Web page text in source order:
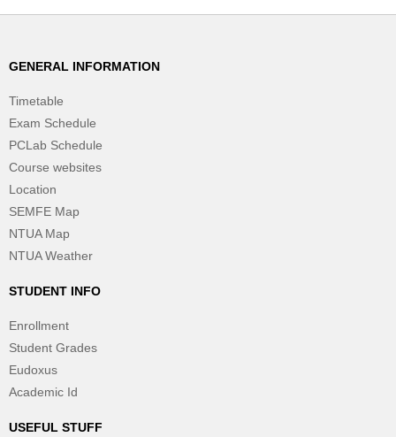
GENERAL INFORMATION
Timetable
Exam Schedule
PCLab Schedule
Course websites
Location
SEMFE Map
NTUA Map
NTUA Weather
STUDENT INFO
Enrollment
Student Grades
Eudoxus
Academic Id
USEFUL STUFF